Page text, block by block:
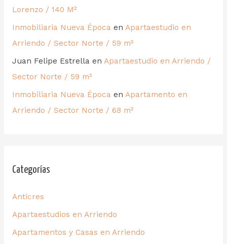
Lorenzo / 140 M²
Inmobiliaria Nueva Época en Apartaestudio en
Arriendo / Sector Norte / 59 m²
Juan Felipe Estrellaen Apartaestudio en Arriendo /
Sector Norte / 59 m²
Inmobiliaria Nueva Época en Apartamento en
Arriendo / Sector Norte / 68 m²
Categorías
Anticres
Apartaestudios en Arriendo
Apartamentos y Casas en Arriendo